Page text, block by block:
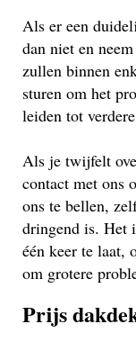
Als er een
dan niet en
zullen binnen
sturen om het
leiden tot
Als je twijfelt
contact met ons
ons te bellen,
dringend is. Het
één keer te laat,
om grotere
Prijs